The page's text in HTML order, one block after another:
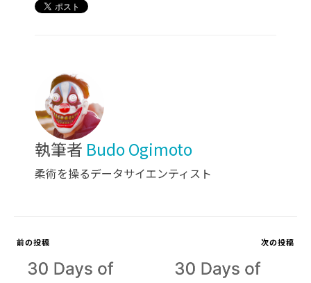
執筆者 Budo Ogimoto
柔術を操るデータサイエンティスト
前の投稿 次の投稿